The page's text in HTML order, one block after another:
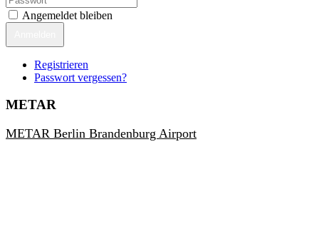
Angemeldet bleiben
Registrieren
Passwort vergessen?
METAR
METAR Berlin Brandenburg Airport